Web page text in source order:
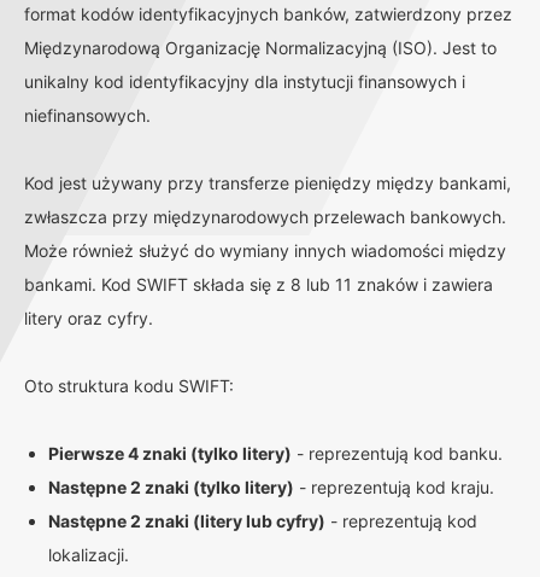
format kodów identyfikacyjnych banków, zatwierdzony przez
Międzynarodową Organizację Normalizacyjną (ISO). Jest to
unikalny kod identyfikacyjny dla instytucji finansowych i
niefinansowych.
Kod jest używany przy transferze pieniędzy między bankami,
zwłaszcza przy międzynarodowych przelewach bankowych.
Może również służyć do wymiany innych wiadomości między
bankami. Kod SWIFT składa się z 8 lub 11 znaków i zawiera
litery oraz cyfry.
Oto struktura kodu SWIFT:
Pierwsze 4 znaki (tylko litery) - reprezentują kod banku.
Następne 2 znaki (tylko litery) - reprezentują kod kraju.
Następne 2 znaki (litery lub cyfry) - reprezentują kod
lokalizacji.